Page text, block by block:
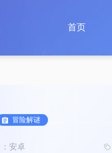
首页
冒险解谜
安卓